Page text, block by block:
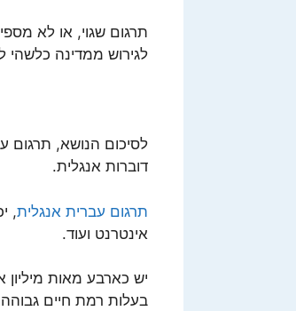
תרגום שגוי, או לא
לגירוש ממדינה כלשהי
לסיכום הנושא, תרגום
דוברות אנגלית.
תרגום עברית אנגלית,
אינטרנט ועוד.
יש כארבע מאות
בעלות רמת חיים